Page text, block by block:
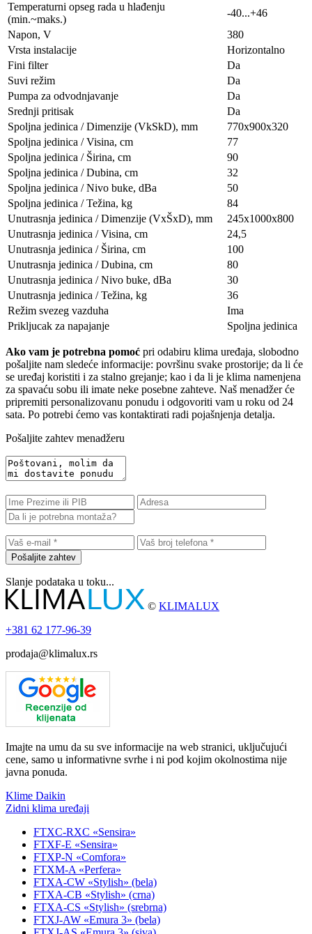
Temperaturni opseg rada u hlađenju
(min.~maks.)
-40...+46
Napon, V
380
Vrsta instalacije
Horizontalno
Fini filter
Da
Suvi režim
Da
Pumpa za odvodnjavanje
Da
Srednji pritisak
Da
Spoljna jedinica / Dimenzije (VkSkD), mm
770x900x320
Spoljna jedinica / Visina, сm
77
Spoljna jedinica / Širina, сm
90
Spoljna jedinica / Dubina, сm
32
Spoljna jedinica / Nivo buke, dBa
50
Spoljna jedinica / Težina, kg
84
Unutrasnja jedinica / Dimenzije (VxŠxD), mm
245x1000x800
Unutrasnja jedinica / Visina, сm
24,5
Unutrasnja jedinica / Širina, сm
100
Unutrasnja jedinica / Dubina, сm
80
Unutrasnja jedinica / Nivo buke, dBa
30
Unutrasnja jedinica / Težina, kg
36
Režim svezeg vazduha
Ima
Prikljucak za napajanje
Spoljna jedinica
Ako vam je potrebna pomoć pri odabiru klima uređaja, slobodno
pošaljite nam sledeće informacije: površinu svake prostorije; da li će
se uređaj koristiti i za stalno grejanje; kao i da li je klima namenjena
za spavaću sobu ili imate neke posebne zahteve. Naš menadžer će
pripremiti personalizovanu ponudu i odgovoriti vam u roku od 24
sata. Po potrebi ćemo vas kontaktirati radi pojašnjenja detalja.
Pošaljite zahtev menadžeru
Pošaljite zahtev
Slanje podataka u toku...
© KLIMALUX
+381 62 177-96-39
prodaja@klimalux.rs
Imajte na umu da su sve informacije na web stranici, uključujući
cene, samo u informativne svrhe i ni pod kojim okolnostima nije
javna ponuda.
Klime Daikin
Zidni klima uređaji
FTXC-RXC «Sensira»
FTXF-E «Sensira»
FTXP-N «Comfora»
FTXM-A «Perfera»
FTXA-CW «Stylish» (bela)
FTXA-CB «Stylish» (crna)
FTXA-CS «Stylish» (srebrna)
FTXJ-AW «Emura 3» (bela)